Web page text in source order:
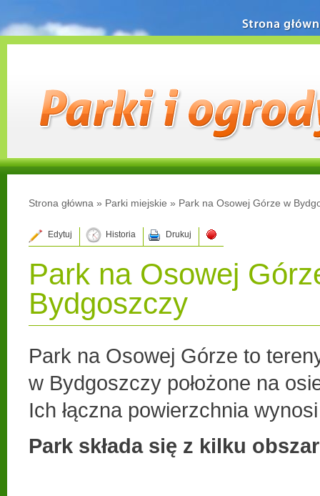
Strona główna » Parki miejskie » Park na Osowej Górze w
Edytuj Historia Drukuj
Park na Osowej
Bydgoszczy
Park na Osowej Górze to
w Bydgoszczy położone na
Ich łączna powierzchnia
Park składa się z kilku
Strona główna